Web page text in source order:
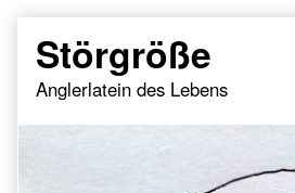
content
Störgröße
Anglerlatein des Lebens